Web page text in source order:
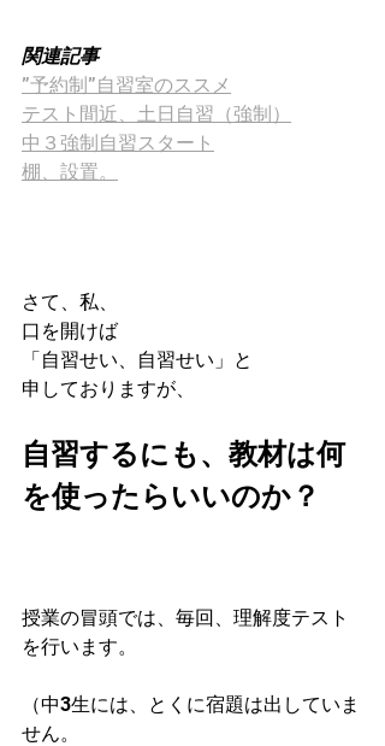
関連記事
”予約制”自習室のススメ
テスト間近、土日自習（強制）
中３強制自習スタート
棚、設置。
さて、私、
口を開けば
「自習せい、自習せい」と
申しておりますが、
自習するにも、教材は何
を使ったらいいのか？
授業の冒頭では、毎回、理解度テスト
を行います。
（中3生には、とくに宿題は出していま
せん。